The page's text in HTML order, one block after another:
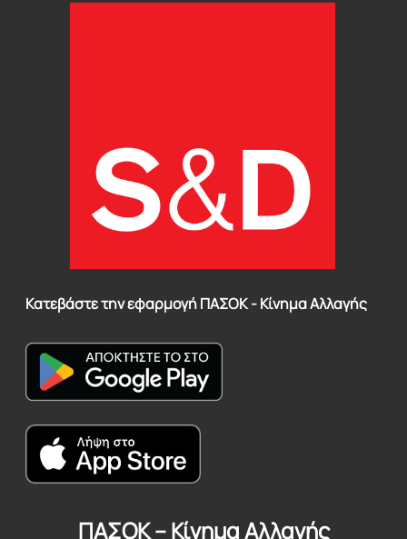
Κατεβάστε την εφαρμογή ΠΑΣΟΚ - Κίνημα Αλλαγής
ΠΑΣΟΚ – Κίνημα Αλλαγής